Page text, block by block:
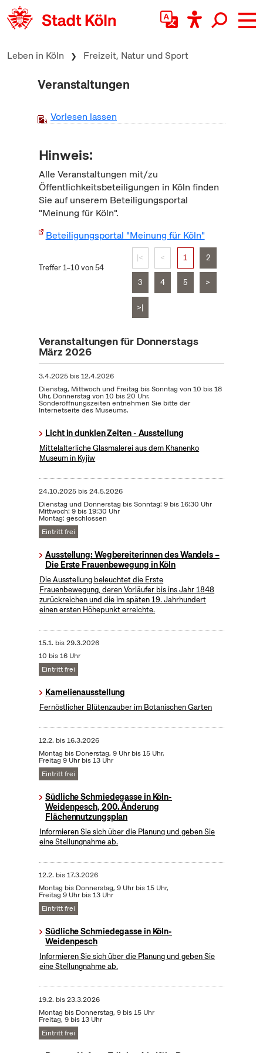
zum Inhalt springen
Leben in Köln Freizeit, Natur und Sport
Veranstaltungen
Vorlesen lassen
Hinweis:
Alle Veranstaltungen mit/zu
Öffentlichkeitsbeteiligungen in Köln finden
Sie auf unserem Beteiligungsportal
"Meinung für Köln".
Beteiligungsportal "Meinung für Köln"
Treffer 1–10 von 54
|< < 1 2
3 4 5 >
>|
Veranstaltungen für Donnerstags
März 2026
3.4.2025bis12.4.2026
Dienstag, Mittwoch und Freitag bis Sonntag von 10 bis 18
Uhr, Donnerstag von 10 bis 20 Uhr.
Sonderöffnungszeiten entnehmen Sie bitte der
Internetseite des Museums.
Licht in dunklen Zeiten - Ausstellung
Mittelalterliche Glasmalerei aus dem Khanenko
Museum in Kyjiw
24.10.2025bis24.5.2026
Dienstag und Donnerstag bis Sonntag: 9 bis 16:30 Uhr
Mittwoch: 9 bis 19:30 Uhr
Montag: geschlossen
Eintritt frei
Ausstellung: Wegbereiterinnen des Wandels –
Die Erste Frauenbewegung in Köln
Die Ausstellung beleuchtet die Erste
Frauenbewegung, deren Vorläufer bis ins Jahr 1848
zurückreichen und die im späten 19. Jahrhundert
einen ersten Höhepunkt erreichte.
15.1. bis29.3.2026
10 bis 16 Uhr
Eintritt frei
Kamelienausstellung
Fernöstlicher Blütenzauber im Botanischen Garten
12.2. bis16.3.2026
Montag bis Donerstag, 9 Uhr bis 15 Uhr,
Freitag 9 Uhr bis 13 Uhr
Eintritt frei
Südliche Schmiedegasse in Köln-
Weidenpesch, 200. Änderung
Flächennutzungsplan
Informieren Sie sich über die Planung und geben Sie
eine Stellungnahme ab.
12.2. bis17.3.2026
Montag bis Donnerstag, 9 Uhr bis 15 Uhr,
Freitag 9 Uhr bis 13 Uhr
Eintritt frei
Südliche Schmiedegasse in Köln-
Weidenpesch
Informieren Sie sich über die Planung und geben Sie
eine Stellungnahme ab.
19.2. bis23.3.2026
Montag bis Donnerstag, 9 bis 15 Uhr
Freitag, 9 bis 13 Uhr
Eintritt frei